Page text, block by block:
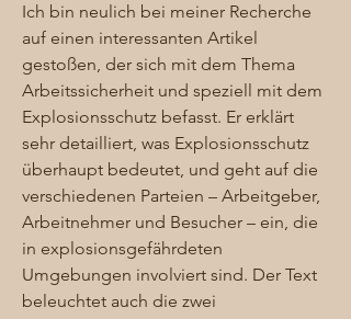
Ich bin neulich bei meiner Recherche
auf einen interessanten Artikel
gestoßen, der sich mit dem Thema
Arbeitssicherheit und speziell mit dem
Explosionsschutz befasst. Er erklärt
sehr detailliert, was Explosionsschutz
überhaupt bedeutet, und geht auf die
verschiedenen Parteien – Arbeitgeber,
Arbeitnehmer und Besucher – ein, die
in explosionsgefährdeten
Umgebungen involviert sind. Der Text
beleuchtet auch die zwei